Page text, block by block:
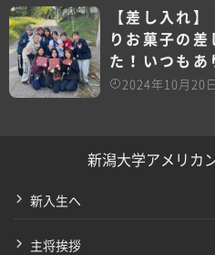
【差し入れ
りお菓子の差
た！いつも
2024年10月20日
新潟大学アメリカ
新入生へ
主将挨拶